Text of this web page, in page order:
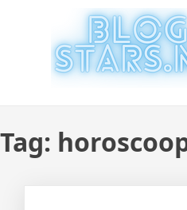
Laatste
Blogger Nieuws, Tips,
Tag: